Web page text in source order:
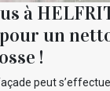
à
un
!
peut